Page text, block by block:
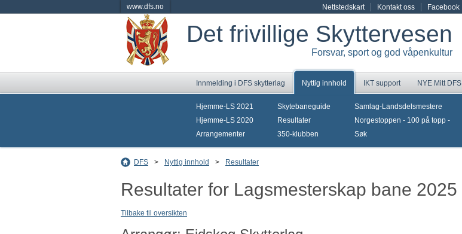
www.dfs.no Nettstedskart Kontakt oss Facebook
Det frivillige Skyttervesen
Forsvar, sport og god våpenkultur
Innmelding i DFS skytterlag Nyttig innhold IKT support NYE Mitt DFS
Hjemme-LS 2021
Hjemme-LS 2020
Arrangementer
Skytebaneguide
Resultater
350-klubben
Samlag-Landsdelsmestere
Norgestoppen - 100 på topp -
Søk
DFS > Nyttig innhold > Resultater
Resultater for Lagsmesterskap bane 2025
Tilbake til oversikten